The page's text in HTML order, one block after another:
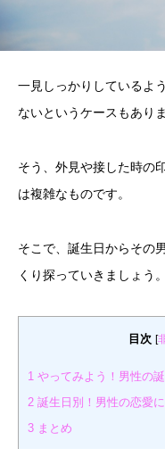
一見しっかりしているよ
ないというケースもあり
そう、外見や接した時の
は複雑なものです。
そこで、誕生日からその
くり探っていきましょう。
目次 [
1 やってみよう！男性の
2 誕生日別！男性の恋愛
3 まとめ